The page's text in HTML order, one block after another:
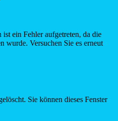
ein Fehler aufgetreten, da die
wurde. Versuchen Sie es erneut
Sie können dieses Fenster